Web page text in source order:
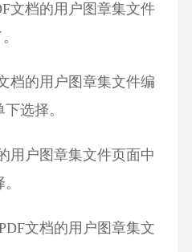
文档的用户图章集文件
档的用户图章集文件编
选择。
用户图章集文件页面中
文档的用户图章集文